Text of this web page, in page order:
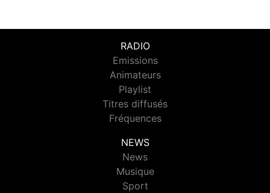
RADIO
Emissions
Animateurs
Playlist
Titres diffusés
Fréquences
NEWS
News
Musique
Sport